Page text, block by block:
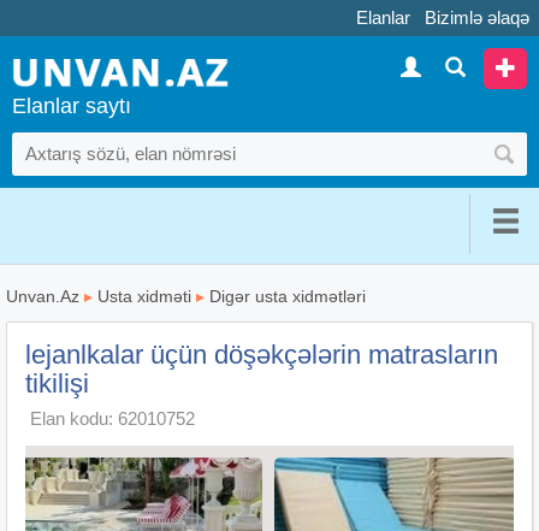
Elanlar Bizimlə əlaqə
Elanlar saytı
Unvan.Az ▸ Usta xidməti ▸ Digər usta xidmətləri
lejanlkalar üçün döşəkçələrin matrasların
tikilişi
Elan kodu: 62010752